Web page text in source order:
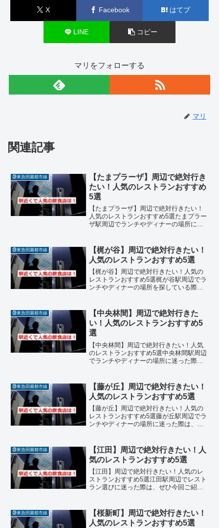
X Facebook はてブ
LINE コピー
マリをフォローする
マリ
関連記事
㊴東急田園都市線
【たまプラーザ】周辺で絶対行き
たい！人気のレストランおすすめ
5選
【たまプラーザ】周辺で絶対行きたい！
人気のレストランおすすめ5選たまプラー
ザ駅周辺でランチやディナーの場所に迷
は、本格的な味わいをカジュアルに楽し
めるレストランや、温か...
㊴東急田園都市線
【梶が谷】周辺で絶対行きたい！
人気のレストランおすすめ5選
【梶が谷】周辺で絶対行きたい！人気の
レストランおすすめ5選梶が谷駅周辺でラ
ンチやディナーの場所を探している際
高い料理を堪能できるレストランを幅広
くピックアップしました。...
㊴東急田園都市線
【中央林間】周辺で絶対行きた
い！人気のレストランおすすめ5
選
【中央林間】周辺で絶対行きたい！人気
のレストランおすすめ5選中央林間駅周辺
でランチやディナーの場所に迷った際
を活かしつつ、落ち着いた空間で素材の
味を最大限に引き出した質...
㊴東急田園都市線
【藤が丘】周辺で絶対行きたい！
人気のレストランおすすめ5選
【藤が丘】周辺で絶対行きたい！人気の
レストランおすすめ5選藤が丘駅周辺でラ
ンチやディナーの場所に迷った際は、ぜ
材の味を最大限に引き出した質の高い料
理を堪能できるレストラ...
㊴東急田園都市線
【江田】周辺で絶対行きたい！人
気のレストランおすすめ5選
【江田】周辺で絶対行きたい！人気のレ
ストランおすすめ5選江田駅周辺でレスト
ラン選びに迷った際は、ぜひ今回ご紹介
ュアルに楽しめる店舗や、温かい接客が
心地よい隠れ家が多く揃...
㊴東急田園都市線
【桜新町】周辺で絶対行きたい！
人気のレストランおすすめ5選